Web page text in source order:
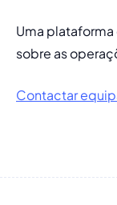
Uma
sobre as
Contactar